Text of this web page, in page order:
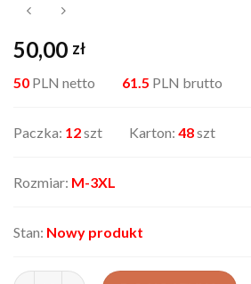
50,00 zł
50 PLN netto 61.5 PLN brutto
Paczka: 12szt Karton: 48szt
Rozmiar: M-3XL
Stan: Nowy produkt
ilość Kurtki Męskie M0633